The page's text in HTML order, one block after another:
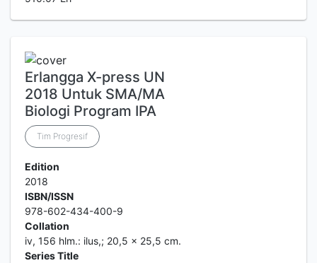
Erlangga X-press UN
2018 Untuk SMA/MA
Biologi Program IPA
Tim Progresif
Edition
2018
ISBN/ISSN
978-602-434-400-9
Collation
iv, 156 hlm.: ilus,; 20,5 x 25,5 cm.
Series Title